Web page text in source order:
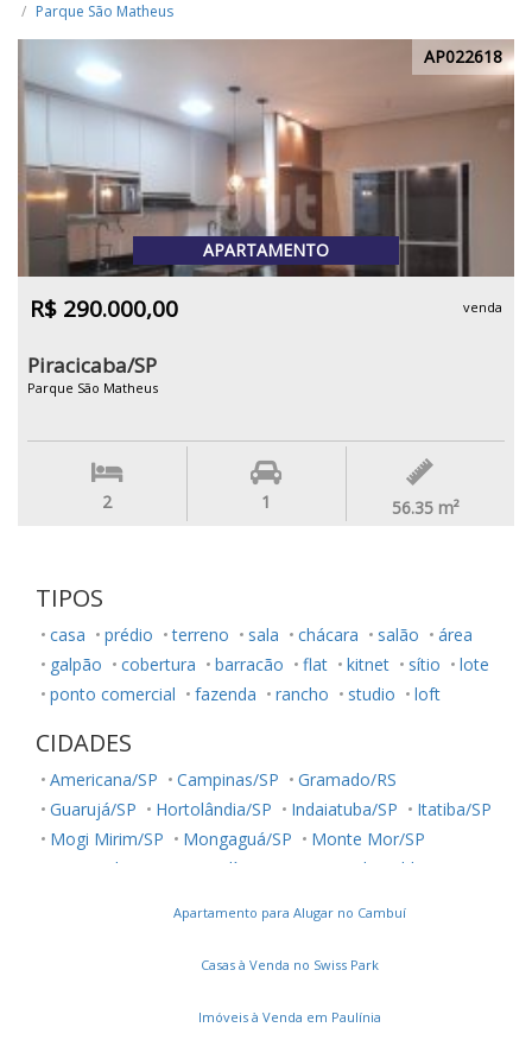
Parque São Matheus
AP022618
APARTAMENTO
R$ 290.000,00 venda
Piracicaba/SP
Parque São Matheus
2 1 56.35 m²
TIPOS
casa prédio terreno sala chácara salão
área
galpão
cobertura barracão flat kitnet sítio
lote
ponto comercial
fazenda rancho studio loft
CIDADES
Americana/SP Campinas/SP
Gramado/RS
Guarujá/SP
Hortolândia/SP Indaiatuba/SP
Itatiba/SP
Mogi Mirim/SP
Mongaguá/SP
Monte Mor/SP
Nova Odessa/SP
Paulínia/SP
Poços de Caldas/MG
Apartamento para Alugar no Cambuí
Casas à Venda no Swiss Park
Imóveis à Venda em Paulínia